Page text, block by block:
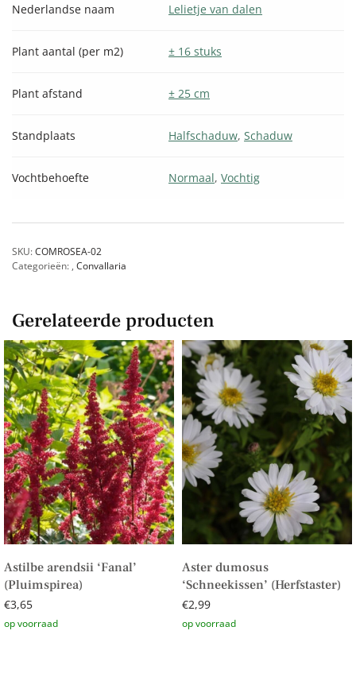
Nederlandse naam Lelietje van dalen
Plant aantal (per m2) ± 16 stuks
Plant afstand ± 25 cm
Standplaats Halfschaduw,Schaduw
Vochtbehoefte Normaal,Vochtig
SKU:COMROSEA-02
Categorieën: , Convallaria
Gerelateerde producten
Astilbe arendsii ‘Fanal’
(Pluimspirea)
€3,65
Aster dumosus
‘Schneekissen’ (Herfstaster)
€2,99